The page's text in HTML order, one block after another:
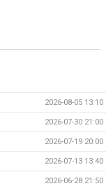
2026-08-05 13:10
2026-07-30 21:00
2026-07-19 20:00
2026-07-13 13:40
2026-06-28 21:50